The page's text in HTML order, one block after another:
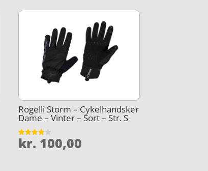
Rogelli Storm – Cykelhandsker
Dame – Vinter – Sort – Str. S
Vurderet
3.8
kr. 100,00